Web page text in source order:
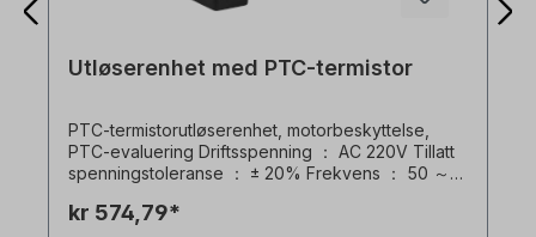
Utløserenhet med PTC-termistor
PTC-termistorutløserenhet, motorbeskyttelse,
PTC-evaluering Driftsspenning ： AC 220V Tillatt
spenningstoleranse ： ± 20% Frekvens ： 50 ～
omgivelsestemperatur ： -30 ～ 70 ℃ Nominell
kr 574,79*